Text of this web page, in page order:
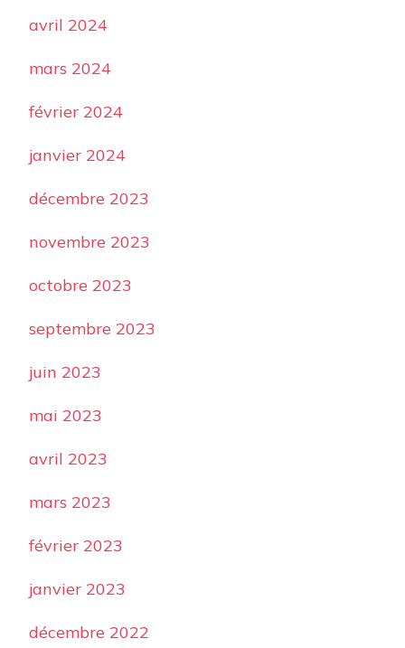
avril 2024
mars 2024
février 2024
janvier 2024
décembre 2023
novembre 2023
octobre 2023
septembre 2023
juin 2023
mai 2023
avril 2023
mars 2023
février 2023
janvier 2023
décembre 2022